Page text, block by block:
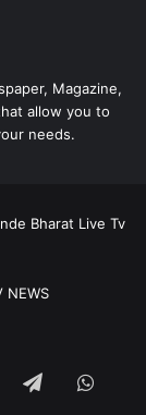
Magazine,
allow you to
needs.
Bharat Live Tv
NEWS
Telegram